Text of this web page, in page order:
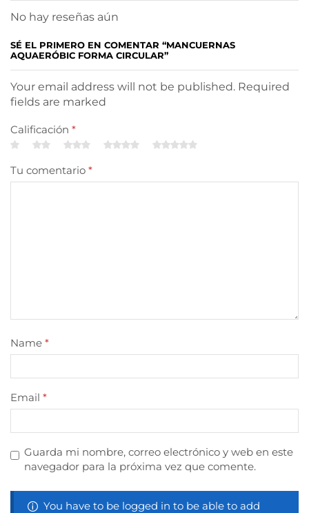
No hay reseñas aún
SÉ EL PRIMERO EN COMENTAR “MANCUERNAS
AQUAERÓBIC FORMA CIRCULAR”
Your email address will not be published. Required
fields are marked
Calificación *
Tu comentario *
Name *
Email *
Guarda mi nombre, correo electrónico y web en este
navegador para la próxima vez que comente.
You have to be logged in to be able to add